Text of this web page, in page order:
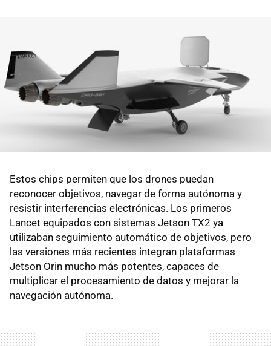
Estos chips permiten que los drones puedan
reconocer objetivos, navegar de forma autónoma y
resistir interferencias electrónicas. Los primeros
Lancet equipados con sistemas Jetson TX2 ya
utilizaban seguimiento automático de objetivos, pero
las versiones más recientes integran plataformas
Jetson Orin mucho más potentes, capaces de
multiplicar el procesamiento de datos y mejorar la
navegación autónoma.